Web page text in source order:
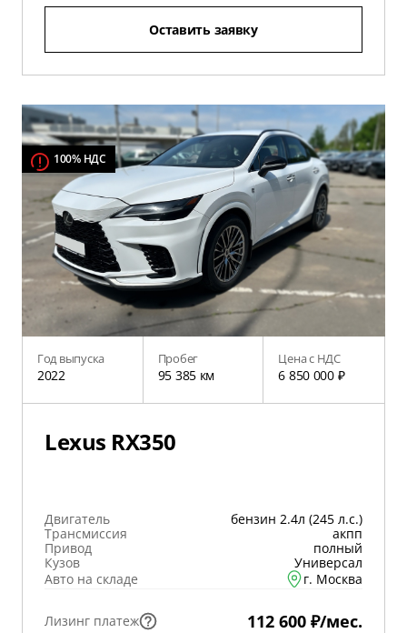
Оставить заявку
100% НДС
Год выпуска
2022
Пробег
95 385 км
Цена с НДС
6 850 000 ₽
Lexus RX350
Двигатель
бензин 2.4л (245 л.с.)
Трансмиссия
акпп
Привод
полный
Кузов
Универсал
Авто на складе
г. Москва
Лизинг платеж 112 600 ₽/мес.